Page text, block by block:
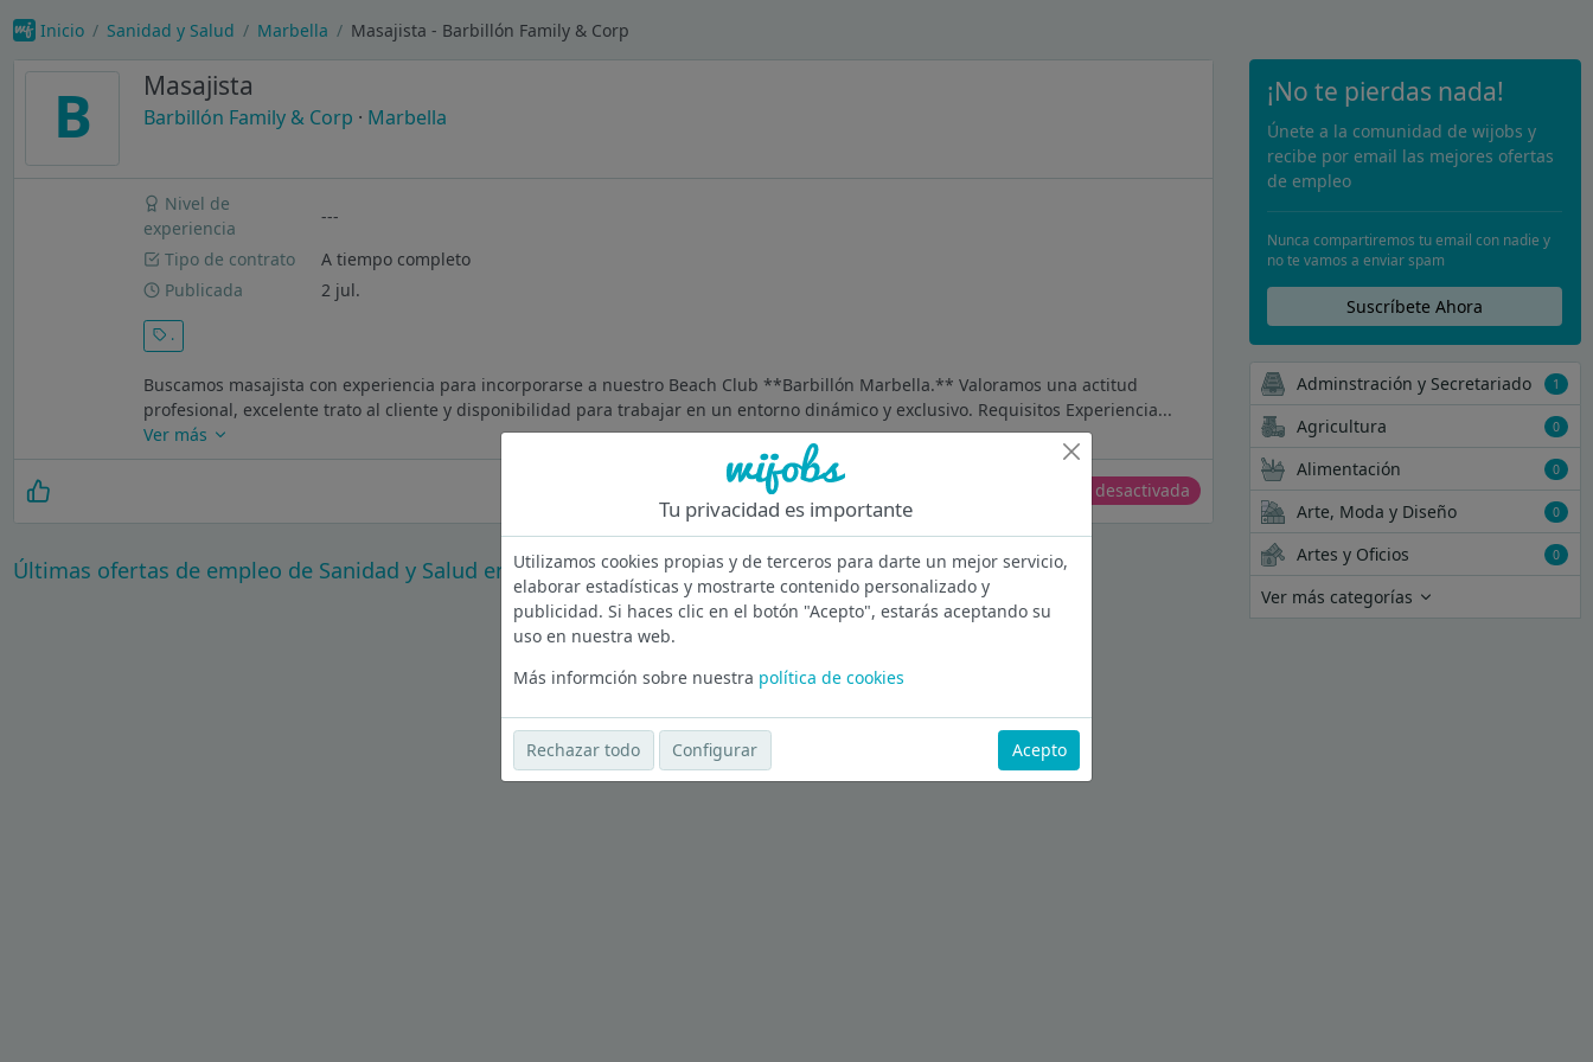
Inicio Sanidad y Salud Marbella Masajista - Barbillón Family & Corp
B Masajista
Barbillón Family & Corp · Marbella
Nivel de
experiencia
---
Tipo de contrato
A tiempo completo
Publicada
2 jul.
.
Buscamos masajista con experiencia para incorporarse a nuestro Beach Club **Barbillón Marbella.** Valoramos una actitud
profesional, excelente trato al cliente y disponibilidad para trabajar en un entorno dinámico y exclusivo. Requisitos Experiencia...
Ver más
Oferta desactivada
Últimas ofertas de empleo de Sanidad y Salud en Málaga
Ver más ofertas
¡No te pierdas nada!
Únete a la comunidad de wijobs y
recibe por email las mejores ofertas
de empleo
Nunca compartiremos tu email con nadie y
no te vamos a enviar spam
Suscríbete Ahora
Adminstración y Secretariado 1
Agricultura 0
Alimentación 0
Arte, Moda y Diseño 0
Artes y Oficios 0
Ver más categorías
Tu privacidad es importante
Utilizamos cookies propias y de terceros para darte un mejor servicio,
elaborar estadísticas y mostrarte contenido personalizado y
publicidad. Si haces clic en el botón "Acepto", estarás aceptando su
uso en nuestra web.
Más informción sobre nuestra política de cookies
Rechazar todo Configurar Acepto